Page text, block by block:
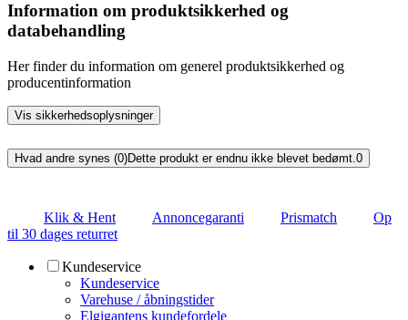
Information om produktsikkerhed og
databehandling
Her finder du information om generel produktsikkerhed og
producentinformation
Vis sikkerhedsoplysninger
Hvad andre synes (0)Dette produkt er endnu ikke blevet bedømt. 0
Klik & Hent Annoncegaranti Prismatch
Op
til 30 dages returret
Kundeservice
Kundeservice
Varehuse / åbningstider
Elgigantens kundefordele